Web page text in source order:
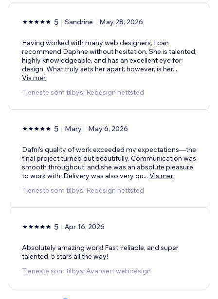
5 Sandrine May 28, 2026
Having worked with many web designers, I can
recommend Daphne without hesitation. She is talented,
highly knowledgeable, and has an excellent eye for
design. What truly sets her apart, however, is her...
Vis mer
Tjeneste som tilbys: Redesign nettsted
5 Mary May 6, 2026
Dafni’s quality of work exceeded my expectations—the
final project turned out beautifully. Communication was
smooth throughout, and she was an absolute pleasure
to work with. Delivery was also very qu... Vis mer
Tjeneste som tilbys: Redesign nettsted
5 Apr 16, 2026
Absolutely amazing work! Fast, reliable, and super
talented. 5 stars all the way!
Tjeneste som tilbys: Avansert webdesign